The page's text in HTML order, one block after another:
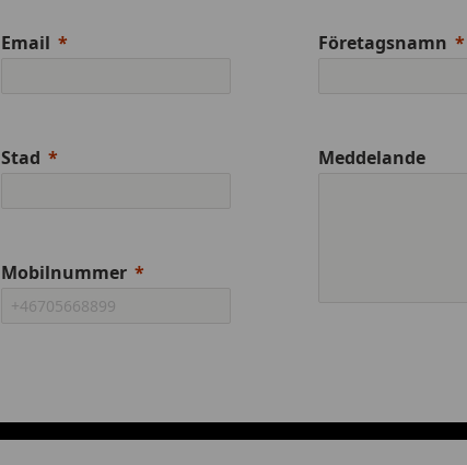
Email
Stad
Mobilnummer
Företagsnamn
Meddelande